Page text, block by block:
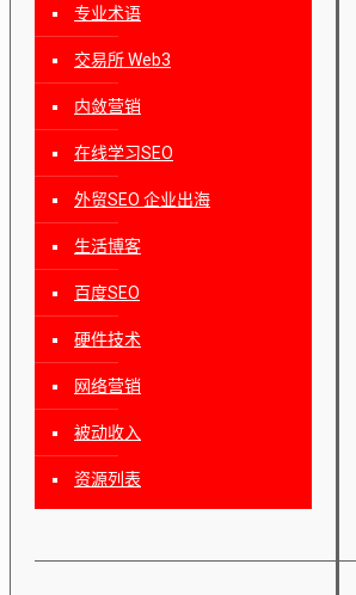
专业术语
交易所 Web3
内敛营销
在线学习SEO
外贸SEO 企业出海
生活博客
百度SEO
硬件技术
网络营销
被动收入
资源列表